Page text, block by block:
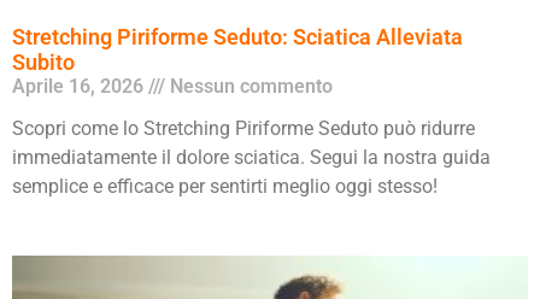
Stretching Piriforme Seduto: Sciatica Alleviata
Subito
Aprile 16, 2026
Nessun commento
Scopri come lo Stretching Piriforme Seduto può ridurre
immediatamente il dolore sciatica. Segui la nostra guida
semplice e efficace per sentirti meglio oggi stesso!